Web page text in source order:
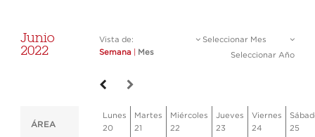
Junio
2022
Vista de:
Semana
Mes
Seleccionar Mes
Seleccionar Año
ÁREA
Lunes
20
Martes
21
Miércoles
22
Jueves
23
Viernes
24
25